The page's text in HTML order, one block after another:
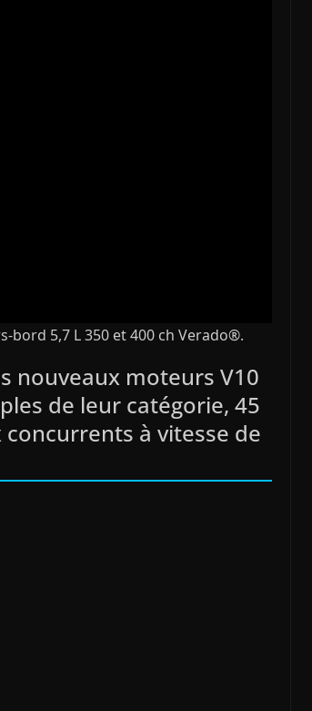
5,7 L 350 et 400 ch Verado®.
nouveaux moteurs V10
de leur catégorie, 45
à vitesse de